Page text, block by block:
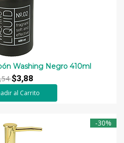
Washing Negro 410ml
$3,88
al Carrito
-30%